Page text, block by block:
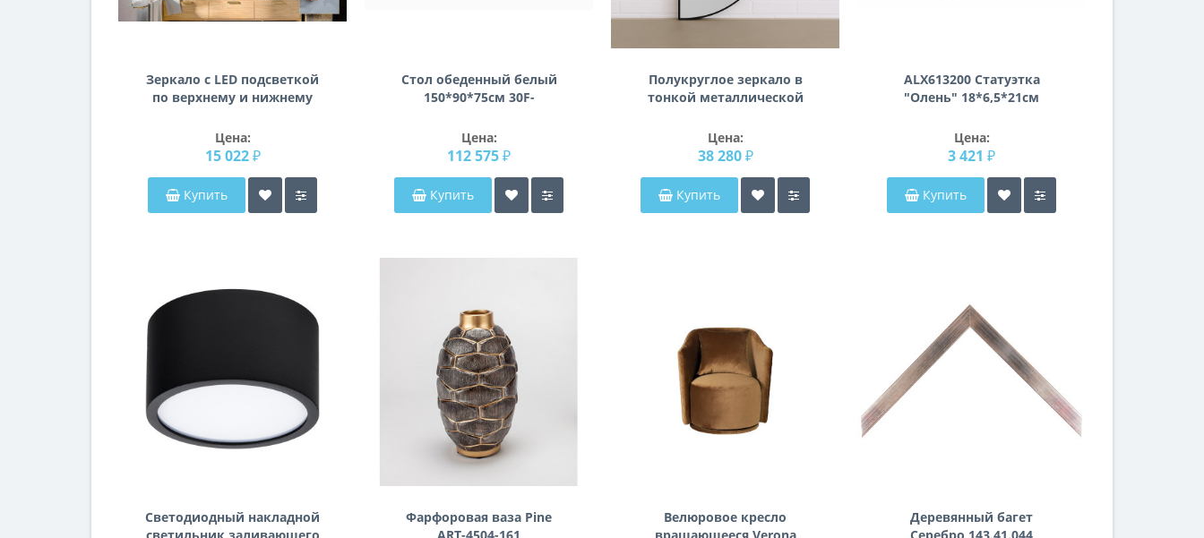
Зеркало с LED подсветкой
по верхнему и нижнему
Цена:
15 022 ₽
Купить
Стол обеденный белый
150*90*75см 30F-
Цена:
112 575 ₽
Купить
Полукруглое зеркало в
тонкой металлической
Цена:
38 280 ₽
Купить
ALX613200 Статуэтка
"Олень" 18*6,5*21см
Цена:
3 421 ₽
Купить
Светодиодный накладной
Фарфоровая ваза Pine
Велюровое кресло
Деревянный багет